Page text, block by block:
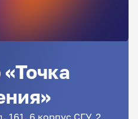
161, 6 корпус СГУ, 2